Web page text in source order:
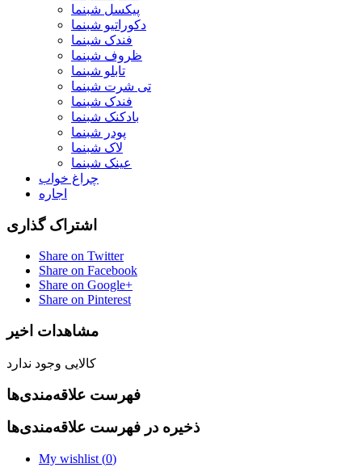
پیکسل شبنما
دکوراتیو شبنما
فندک شبنما
ظروف شبنما
تابلو شبنما
تی شرت شبنما
فندک شبنما
بادکنک شبنما
پودر شبنما
لاک شبنما
عینک شبنما
چراغ خواب
اجاره
اشتراک گذاری
Share on Twitter
Share on Facebook
Share on Google+
Share on Pinterest
مشاهدات اخیر
کالایی وجود ندارد
فهرست علاقه‌مندی‌ها
ذخیره در فهرست علاقه‌مندی‌ها
My wishlist (0)